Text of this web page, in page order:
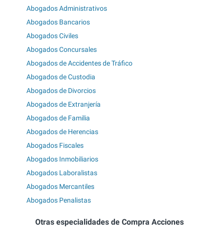
Abogados Administrativos
Abogados Bancarios
Abogados Civiles
Abogados Concursales
Abogados de Accidentes de Tráfico
Abogados de Custodia
Abogados de Divorcios
Abogados de Extranjería
Abogados de Familia
Abogados de Herencias
Abogados Fiscales
Abogados Inmobiliarios
Abogados Laboralistas
Abogados Mercantiles
Abogados Penalistas
Otras especialidades de Compra Acciones